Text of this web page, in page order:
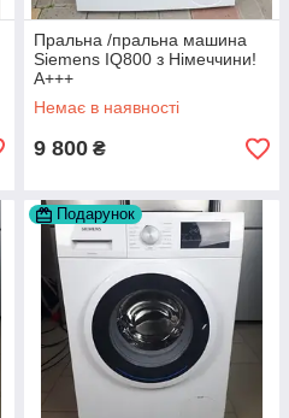
Пральна /пральна машина
Siemens IQ800 з Німеччини!
А+++
Немає в наявності
9 800 ₴
Подарунок